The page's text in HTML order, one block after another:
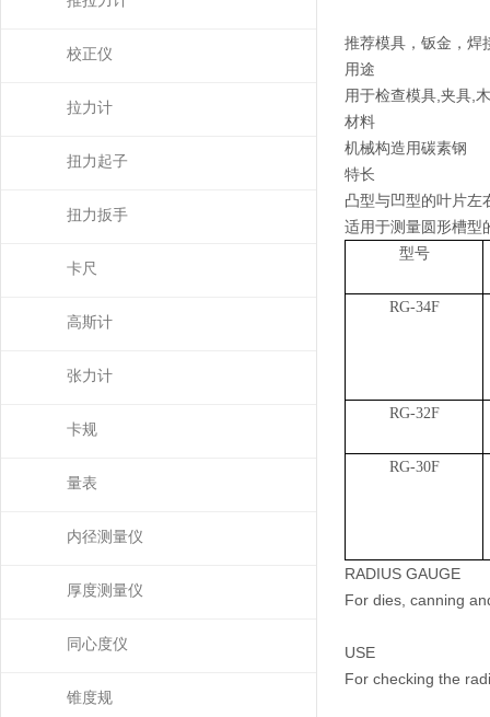
校正仪
拉力计
扭力起子
扭力扳手
卡尺
高斯计
张力计
卡规
量表
内径测量仪
厚度测量仪
同心度仪
锥度规
推荐模具，钣金，焊
用途
用于检查模具 夹具
材料
机械构造用碳素钢
特长
凸型与凹型的叶片左
适用于测量圆形槽型
型号
RG-34F
RG-32F
RG-30F
RADIUS GAUGE
For dies, canning
USE
For checking the